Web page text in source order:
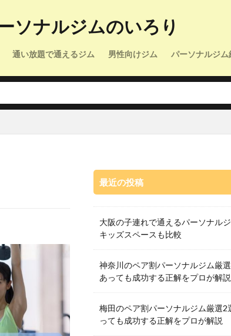
ソナルジムのいろり
通い放題で通えるジム 男性向けジム パーソナルジム
最近の投稿
大阪の子連れで通えるパーソナル
キッズスペースも比較
神奈川のペア割パーソナルジム厳
あっても成功する正解をプロが解説
梅田のペア割パーソナルジム厳選2
っても成功する正解をプロが解説